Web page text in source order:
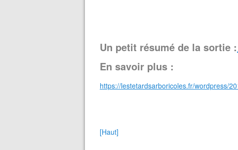
Un petit résumé de la sortie :
En savoir plus :
https://lestetardsarboricoles.fr/wordpress/
[Haut]